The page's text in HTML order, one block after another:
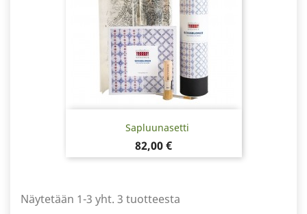
Sapluunasetti
Hinta
82,00 €
Näytetään 1-3 yht. 3 tuotteesta